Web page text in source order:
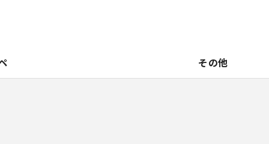
その他